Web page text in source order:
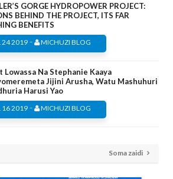
GORGE HYDROPOWER PROJECT:
BEHIND THE PROJECT, ITS FAR
BENEFITS
24 2019 - MICHUZI BLOG
Lowassa Na Stephanie Kaaya
Jijini Arusha, Watu Mashuhuri
Harusi Yao
16 2019 - MICHUZI BLOG
Soma zaidi